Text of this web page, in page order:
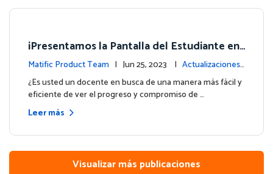
¡Presentamos la Pantalla del Estudiante en
su Panel de Control!
Matific Product Team | Jun 25, 2023 | Actualizaciones
de la plataforma
¿Es usted un docente en busca de una manera más fácil y
eficiente de ver el progreso y compromiso de …
Leer más
Visualizar más publicaciones